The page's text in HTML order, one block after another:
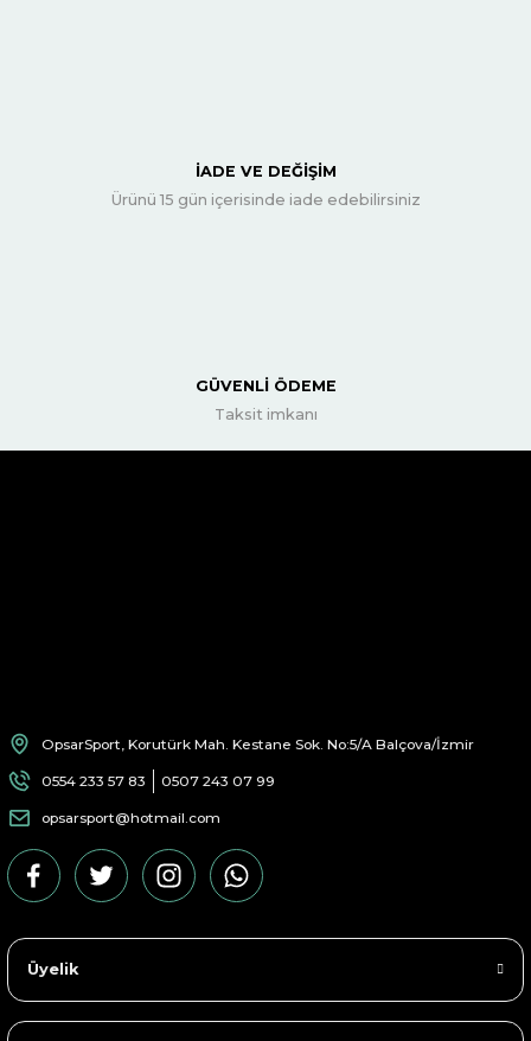
İADE VE DEĞİŞİM
Ürünü 15 gün içerisinde iade edebilirsiniz
GÜVENLİ ÖDEME
Taksit imkanı
OpsarSport, Korutürk Mah. Kestane Sok. No:5/A Balçova/İzmir
0554 233 57 83 0507 243 07 99
opsarsport@hotmail.com
Üyelik